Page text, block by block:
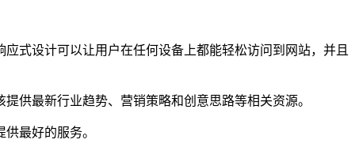
式设计可以让用户在任何设备上都能轻松访问到网站，并且
供最新行业趋势、营销策略和创意思路等相关资源。
最好的服务。